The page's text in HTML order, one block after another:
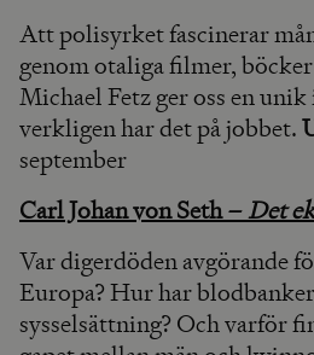
Att polisyrket fascinerar
genom otaliga filmer,
Michael Fetz ger oss en
verkligen har det på jobbet.
september
Carl Johan von Seth –Det
Var digerdöden avgörande
Europa? Hur har
sysselsättning? Och varför